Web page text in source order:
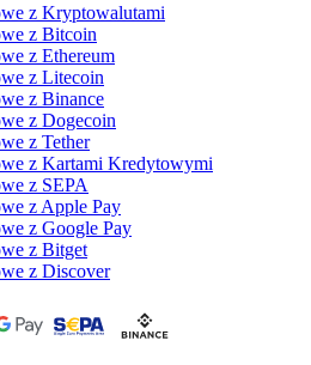
z Kryptowalutami
z Bitcoin
z Ethereum
z Litecoin
z Binance
z Dogecoin
z Tether
z Kartami Kredytowymi
z SEPA
z Apple Pay
z Google Pay
z Bitget
z Discover